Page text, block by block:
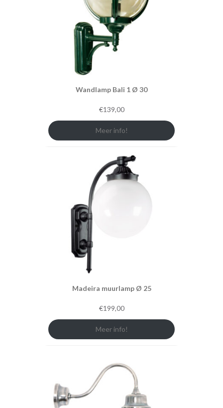
Wandlamp Bali 1 Ø 30
€139,00
Meer info!
Madeira muurlamp Ø 25
€199,00
Meer info!